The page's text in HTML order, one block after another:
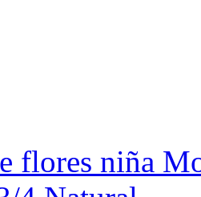
flores niña